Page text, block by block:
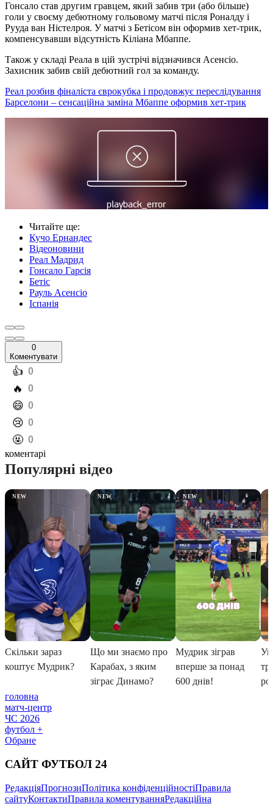
Гонсало став другим гравцем, який забив три (або більше)
голи у своєму дебютному гольовому матчі після Роналду і
Рууда ван Ністелроя. У матчі з Бетісом він оформив хет-трик,
компенсувавши відсутність Кіліана Мбаппе.
Також у складі Реала в цій зустрічі відзначився Асенсіо.
Захисник забив свій дебютний гол за команду.
Реал розбив фіналіста єврокубка і продовжує переслідування
Барселони – сенсаційна заміна Мбаппе оформив хет-трик
Читайте ще:
Кучо Ернандес
Відеоновини
Реал Мадрид
Гонсало Гарсія
Бетіс
Рауль Асенсіо
Іспанія
0
Коментувати
️👍 0
️🔥 0
️😄 0
️😢 0
️🤬 0
коментарі
головна
матч-центр
ЧС 2026
футбол +
Обране
САЙТ ФУТБОЛ 24
РедакціяПрогнозиПолітика конфіденційностіПравила
сайтуКонтактиПравила коментуванняРедакційна